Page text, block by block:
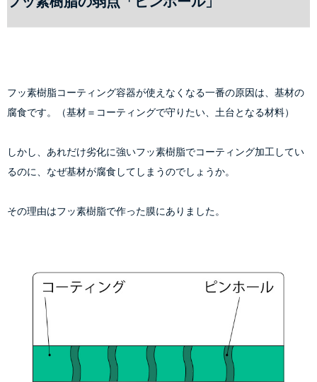
フッ素樹脂コーティング容器が使えなくなる一番の原因は、基材の
腐食です。（基材＝コーティングで守りたい、土台となる材料）
しかし、あれだけ劣化に強いフッ素樹脂でコーティング加工してい
るのに、なぜ基材が腐食してしまうのでしょうか。
その理由はフッ素樹脂で作った膜にありました。